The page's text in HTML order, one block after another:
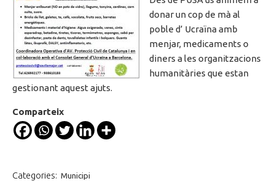
donar un cop de mà al
poble d’ Ucraïna amb
menjar, medicaments o
diners a les organitzacions
humanitàries que estan
gestionant aquest ajuts.
Comparteix
Categories: Municipi